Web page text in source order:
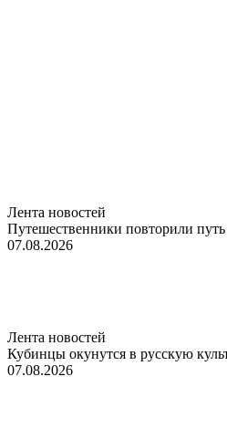
Лента новостей
Путешественники повторили путь
07.08.2026
Лента новостей
Кубинцы окунутся в русскую
07.08.2026